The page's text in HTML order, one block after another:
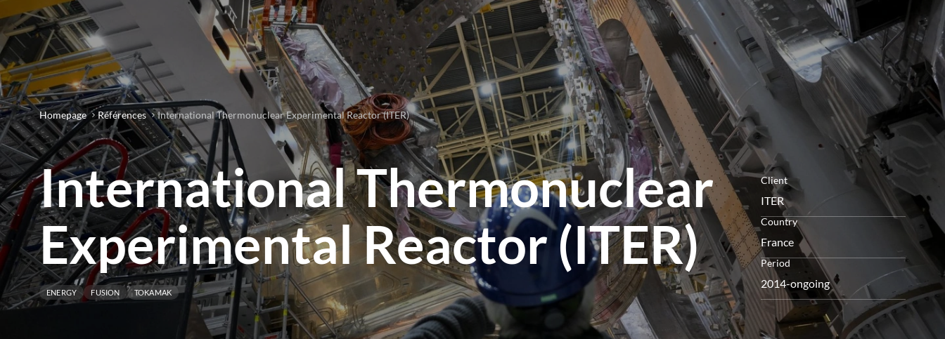
menu
Homepage Références International Thermonuclear Experimental Reactor (ITER)
International Thermonuclear
Experimental Reactor (ITER)
ENERGY FUSION TOKAMAK
Client
ITER
Country
France
Period
2014-ongoing